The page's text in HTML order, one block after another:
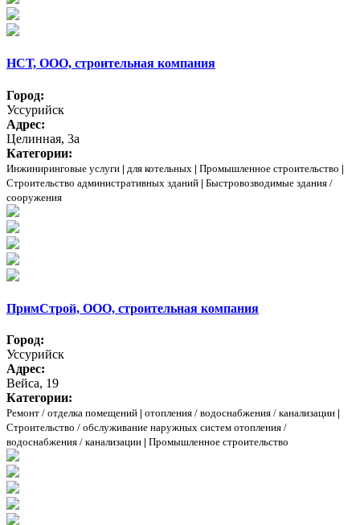
НСТ, ООО, строительная компания
Город:
Уссурийск
Адрес:
Целинная, 3а
Категории:
Инжиниринговые услуги | для котельных | Промышленное строительство |
Строительство административных зданий | Быстровозводимые здания /
сооружения
ПримСтрой, ООО, строительная компания
Город:
Уссурийск
Адрес:
Вейса, 19
Категории:
Ремонт / отделка помещений | отопления / водоснабжения / канализации |
Строительство / обслуживание наружных систем отопления /
водоснабжения / канализации | Промышленное строительство